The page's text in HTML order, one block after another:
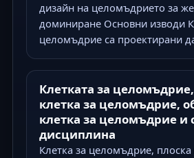
дизайн на целомъдрието за
доминиране Основни изводи
целомъдрие са проектирани
Клетката за
клетка за целомъдрие,
клетка за целомъдрие и
дисциплина
Клетка за целомъдрие, плоска